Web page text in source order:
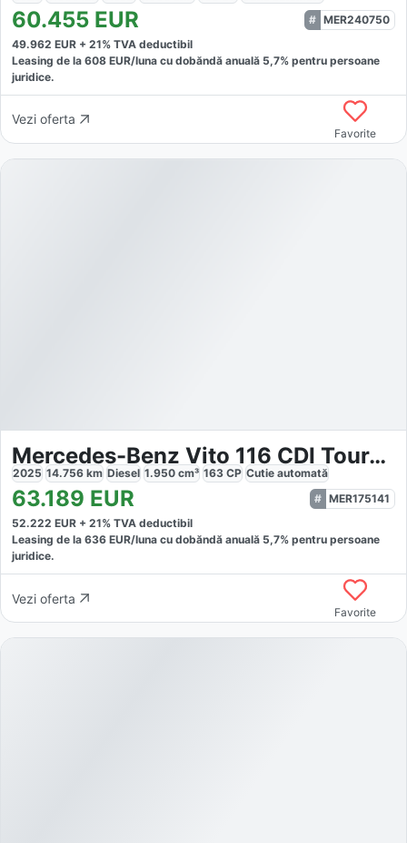
60.455 EUR
MER240750
49.962 EUR + 21% TVA deductibil
Leasing de la 608 EUR/luna cu dobăndă anuală 5,7% pentru persoane
juridice.
Vezi oferta
Favorite
Mercedes-Benz Vito 116 CDI Tourer PRO Lang
2025 14.756 km Diesel 1.950 cm³ 163 CP Cutie automată
63.189 EUR
MER175141
52.222 EUR + 21% TVA deductibil
Leasing de la 636 EUR/luna cu dobăndă anuală 5,7% pentru persoane
juridice.
Vezi oferta
Favorite